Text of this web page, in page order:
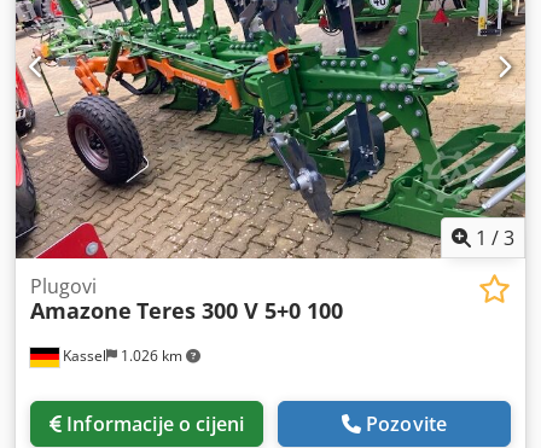
1 /3
Kassel 1.026 km
Plugovi
Amazone Teres 300 V 5+0 100
Informacije o cijeni Pozovite